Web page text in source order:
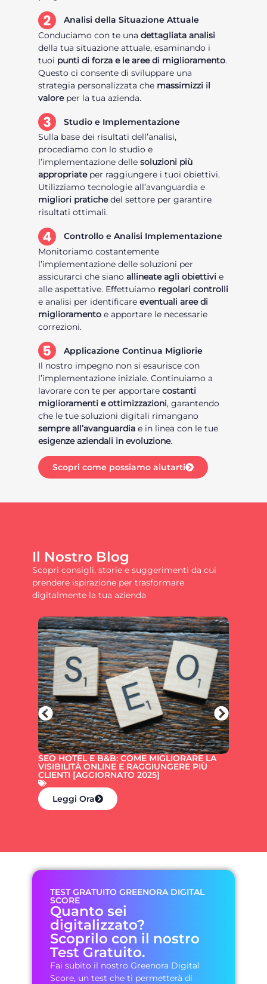
Analisi della Situazione Attuale
Conduciamo con te una dettagliata analisi
della tua situazione attuale, esaminando i
tuoi punti di forza e le aree di miglioramento.
Questo ci consente di sviluppare una
strategia personalizzata che massimizzi il
valoreper la tua azienda.
Studio e Implementazione
Sulla base dei risultati dell’analisi,
procediamo con lo studio e
l’implementazione delle soluzioni più
appropriateper raggiungere i tuoi obiettivi.
Utilizziamo tecnologie all’avanguardia e
migliori pratichedel settore per garantire
risultati ottimali.
Controllo e Analisi Implementazione
Monitoriamo costantemente
l’implementazione delle soluzioni per
assicurarci che siano allineate agli obiettivi e
alle aspettative. Effettuiamo regolari controlli
e analisi per identificare eventuali aree di
miglioramento e apportare le necessarie
correzioni.
Applicazione Continua Migliorie
Il nostro impegno non si esaurisce con
l’implementazione iniziale. Continuiamo a
lavorare con te per apportare costanti
miglioramenti e ottimizzazioni, garantendo
che le tue soluzioni digitali rimangano
sempre all’avanguardia e in linea con le tue
esigenze aziendali in evoluzione.
Scopri come possiamo aiutarti
Il Nostro Blog
Scopri consigli, storie e suggerimenti da cui
prendere ispirazione per trasformare
digitalmente la tua azienda
SEO HOTEL E B&B: COME MIGLIORARE LA
VISIBILITÀ ONLINE E RAGGIUNGERE PIÙ
CLIENTI [AGGIORNATO 2025]
Leggi Ora
TEST GRATUITO GREENORA DIGITAL
SCORE
Quanto sei
digitalizzato?
Scoprilo con il nostro
Test Gratuito.
Fai subito il nostro Greenora Digital
Score, un test che ti permetterà di